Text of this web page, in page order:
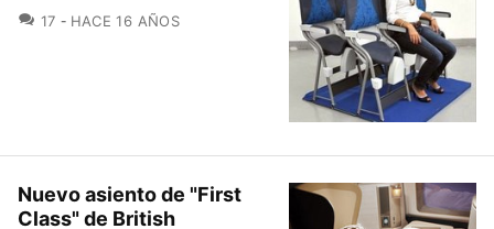
17 COMENTARIOS
HACE 16 AÑOS
Nuevo asiento de "First
Class" de British